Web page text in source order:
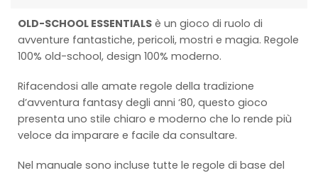
OLD-SCHOOL ESSENTIALS è un gioco di ruolo di
avventure fantastiche, pericoli, mostri e magia. Regole
100% old-school, design 100% moderno.
Rifacendosi alle amate regole della tradizione
d’avventura fantasy degli anni ‘80, questo gioco
presenta uno stile chiaro e moderno che lo rende più
veloce da imparare e facile da consultare.
Nel manuale sono incluse tutte le regole di base del